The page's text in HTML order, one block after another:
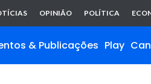
OPINIÃO POLÍTICA
& Publicações Play